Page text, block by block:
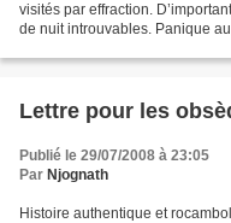
visités par effraction.
de nuit introuvables. Panique
Lettre pour les
Publié le 29/07/2008 à 23:05
Par Njognath
Histoire authentique et